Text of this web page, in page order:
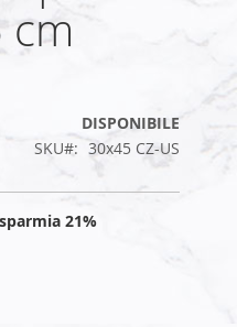
DISPONIBILE
SKU
30x45 CZ-US
21%